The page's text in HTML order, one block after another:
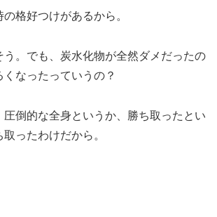
格好つけがあるから。
う。でも、炭水化物が全然ダメだったの
なったっていうの？
圧倒的な全身というか、勝ち取ったとい
ったわけだから。